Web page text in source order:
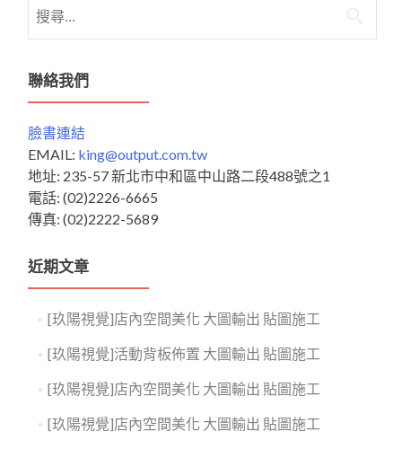
尋
鍵
字:
聯絡我們
臉書連結
EMAIL: king@output.com.tw
地址: 235-57 新北市中和區中山路二段488號之1
電話: (02)2226-6665
傳真: (02)2222-5689
近期文章
[玖陽視覺]店內空間美化 大圖輸出 貼圖施工
[玖陽視覺]活動背板佈置 大圖輸出 貼圖施工
[玖陽視覺]店內空間美化 大圖輸出 貼圖施工
[玖陽視覺]店內空間美化 大圖輸出 貼圖施工